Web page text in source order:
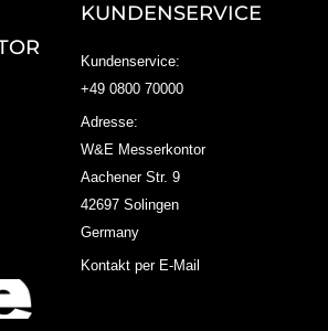
KUNDENSERVICE
Kundenservice:
+49 0800 70000
Adresse:
W&E Messerkontor
Aachener Str. 9
42697 Solingen
Germany
Kontakt per E-Mail